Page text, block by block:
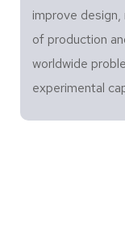
improve
of production
worldwide
experimental